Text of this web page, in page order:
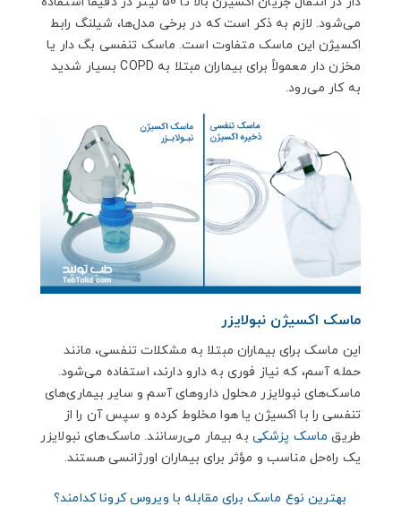
می‌شود. لازم به ذکر است که در برخی مدل‌ها، شیلنگ رابط
اکسیژن این ماسک متفاوت است. ماسک تنفسی بگ دار یا
مخزن دار معمولاً برای بیماران مبتلا به COPD بسیار شدید
به کار می‌رود.
ماسک اکسیژن نبولایزر
این ماسک برای بیماران مبتلا به مشکلات تنفسی، مانند
حمله آسم، که نیاز فوری به دارو دارند، استفاده می‌شود.
ماسک‌های نبولایزر محلول داروهای آسم و سایر بیماری‌های
تنفسی را با اکسیژن یا هوا مخلوط کرده و سپس آن را از
طریق ماسک پزشکی به بیمار می‌رسانند. ماسک‌های نبولایزر
یک راه‌حل مناسب و مؤثر برای بیماران اورژانسی هستند.
بهترین نوع ماسک برای مقابله با ویروس کرونا کدامند؟